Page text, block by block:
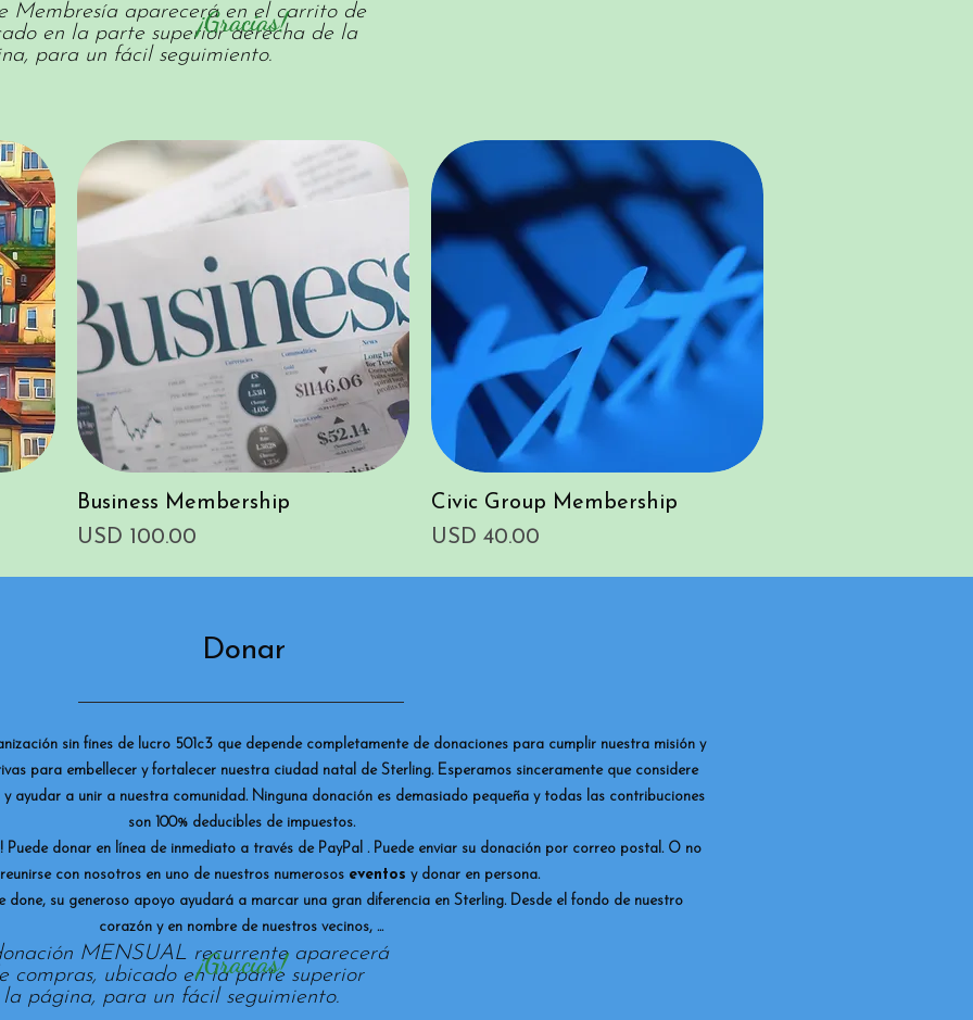
Membresía aparecerá en el carrito de
en la parte superior derecha de la
para un fácil seguimiento.
¡Gracias!
Vista rápida
Business Membership
Precio
USD 100.00
Vista rápida
Civic Group Membership
Precio
USD 40.00
Donar
MENSUAL recurrente aparecerá
compras, ubicado en la parte superior
página, para un fácil seguimiento.
sin fines de lucro 501c3 que depende completamente de donaciones para cumplir nuestra misión y
para embellecer y fortalecer nuestra ciudad natal de Sterling. Esperamos sinceramente que considere
ayudar a unir a nuestra comunidad. Ninguna donación es demasiado pequeña y todas las contribuciones
son 100% deducibles de impuestos.
Puede donar en línea de inmediato a través de PayPal . Puede enviar su donación por correo postal. O no
con nosotros en uno de nuestros numerosos eventos y donar en persona.
done, su generoso apoyo ayudará a marcar una gran diferencia en Sterling. Desde el fondo de nuestro
corazón y en nombre de nuestros vecinos, ...
¡Gracias!